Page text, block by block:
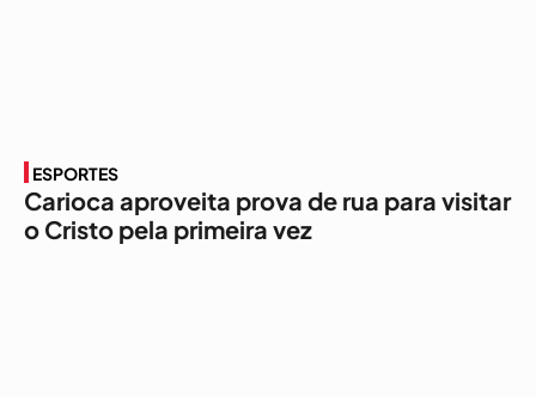
ESPORTES
Carioca aproveita prova de rua para visitar
o Cristo pela primeira vez